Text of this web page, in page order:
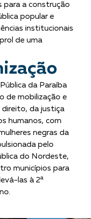
para a construção
popular e
institucionais
de uma
da Paraíba
de mobilização e
da justiça
humanos, com
negras da
pelo
do Nordeste,
municípios para
las à 2ª